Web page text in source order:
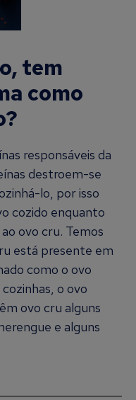
tem
como
responsáveis da
destroem-se
lo, por isso
cozido enquanto
ovo cru. Temos
está presente em
como o ovo
o ovo
ovo cru alguns
e alguns